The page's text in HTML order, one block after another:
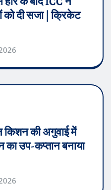
को दी सजा | क्रिकेट
किशन की अगुवाई में
का उप-कप्तान बनाया